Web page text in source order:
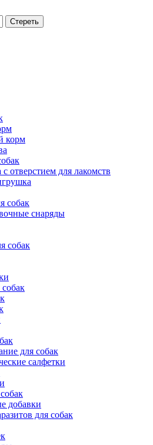
Стереть
корм
отверстием для лакомств
собак
снаряды
собак
для собак
салфетки
добавки
для собак